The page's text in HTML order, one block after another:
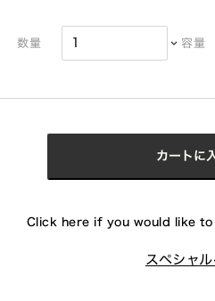
数量 容量
カートに
Click here if you would like
スペシャ